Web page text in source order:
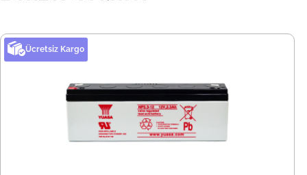
Ücretsiz Kargo